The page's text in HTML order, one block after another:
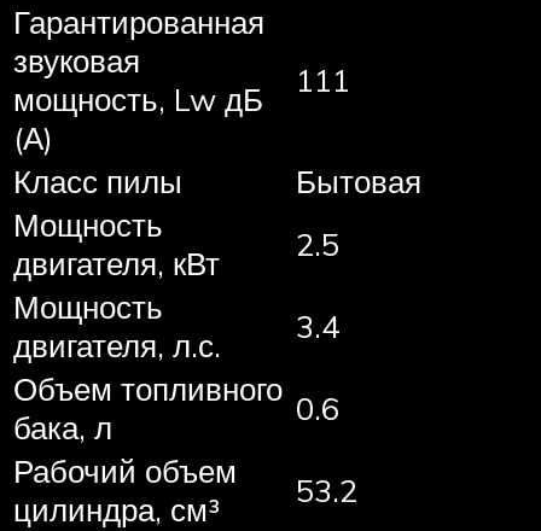
Гарантированная
звуковая
мощность, Lw дБ
(А)
111
Класс пилы
Бытовая
Мощность
двигателя, кВт
2.5
Мощность
двигателя, л.с.
3.4
Объем топливного
бака, л
0.6
Рабочий объем
цилиндра, см³
53.2